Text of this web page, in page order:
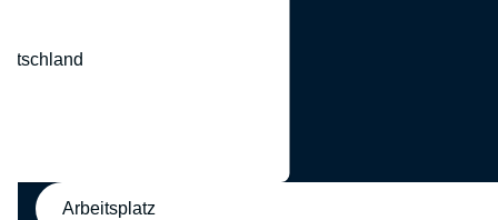
Arbeitsplatz